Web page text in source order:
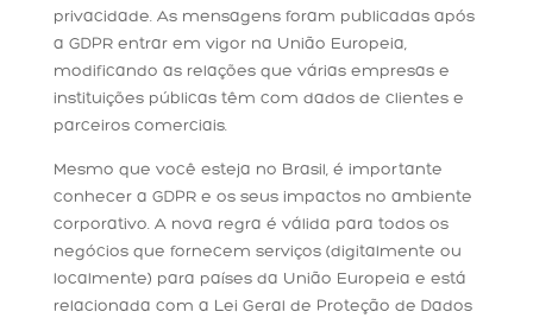
privacidade. As mensagens foram publicadas após
a GDPR entrar em vigor na União Europeia,
modificando as relações que várias empresas e
instituições públicas têm com dados de clientes e
parceiros comerciais.
Mesmo que você esteja no Brasil, é importante
conhecer a GDPR e os seus impactos no ambiente
corporativo. A nova regra é válida para todos os
negócios que fornecem serviços (digitalmente ou
localmente) para países da União Europeia e está
relacionada com a Lei Geral de Proteção de Dados